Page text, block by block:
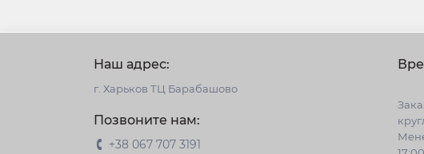
Наш адрес:
г. Харьков ТЦ Барабашово
Позвоните нам:
+38 067 707 3191